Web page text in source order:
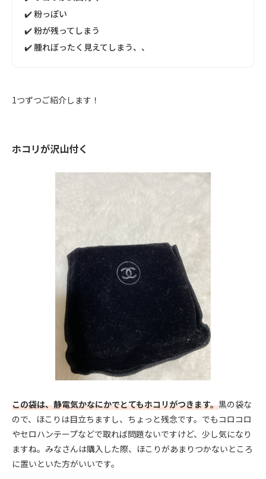
✔️ 粉っぽい
✔️ 粉が残ってしまう
✔️ 腫れぼったく見えてしまう、、
1つずつご紹介します！
ホコリが沢山付く
この袋は、静電気かなにかでとてもホコリがつきます。黒の袋な
ので、ほこりは目立ちますし、ちょっと残念です。でもコロコロ
やセロハンテープなどで取れば問題ないですけど、少し気になり
ますね。みなさんは購入した際、ほこりがあまりつかないところ
に置いといた方がいいです。